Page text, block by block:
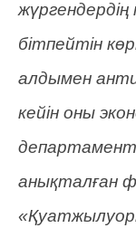
бітпейтін
алдымен
кейін оны
департаменті
анықталған